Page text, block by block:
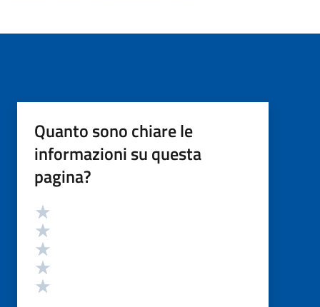
Quanto sono chiare le
informazioni su questa
pagina?
Valutazione